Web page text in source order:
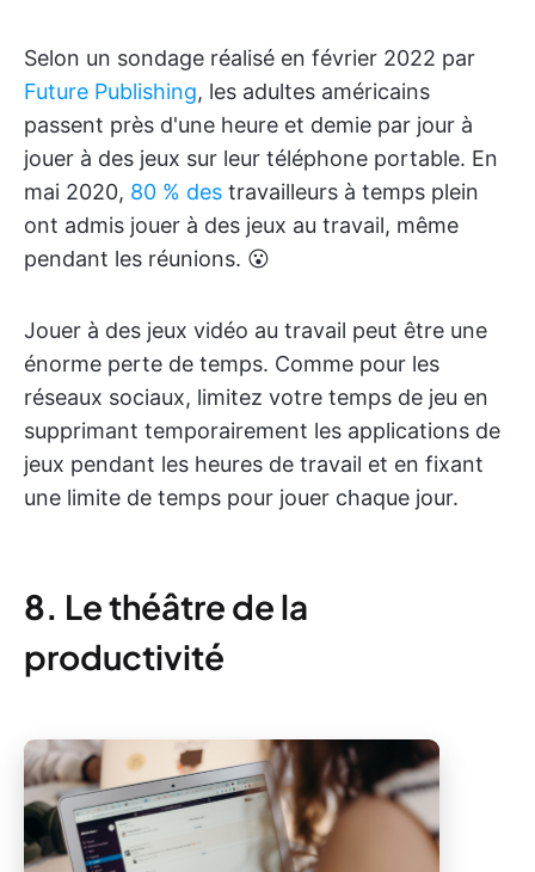
Selon un sondage réalisé en février 2022 par
Future Publishing, les adultes américains
passent près d'une heure et demie par jour à
jouer à des jeux sur leur téléphone portable. En
mai 2020, 80 % des travailleurs à temps plein
ont admis jouer à des jeux au travail, même
pendant les réunions. 😮
Jouer à des jeux vidéo au travail peut être une
énorme perte de temps. Comme pour les
réseaux sociaux, limitez votre temps de jeu en
supprimant temporairement les applications de
jeux pendant les heures de travail et en fixant
une limite de temps pour jouer chaque jour.
8. Le théâtre de la
productivité